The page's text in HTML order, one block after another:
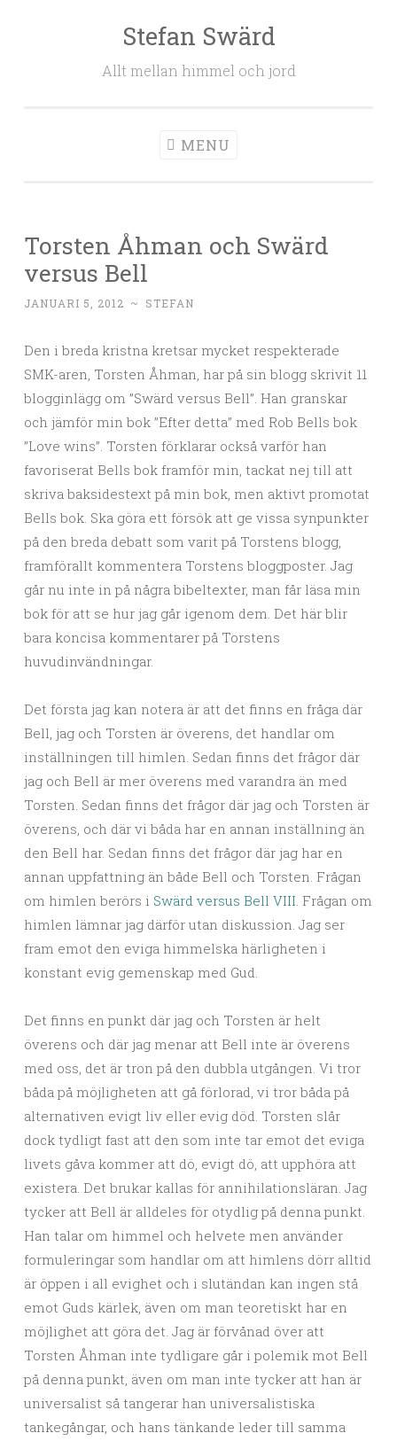
Stefan Swärd
Allt mellan himmel och jord
MENU
Torsten Åhman och Swärd
versus Bell
JANUARI 5, 2012 ~ STEFAN
Den i breda kristna kretsar mycket respekterade
SMK-aren, Torsten Åhman, har på sin blogg skrivit 11
blogginlägg om ”Swärd versus Bell”. Han granskar
och jämför min bok ”Efter detta” med Rob Bells bok
”Love wins”. Torsten förklarar också varför han
favoriserat Bells bok framför min, tackat nej till att
skriva baksidestext på min bok, men aktivt promotat
Bells bok. Ska göra ett försök att ge vissa synpunkter
på den breda debatt som varit på Torstens blogg,
framförallt kommentera Torstens bloggposter. Jag
går nu inte in på några bibeltexter, man får läsa min
bok för att se hur jag går igenom dem. Det här blir
bara koncisa kommentarer på Torstens
huvudinvändningar.
Det första jag kan notera är att det finns en fråga där
Bell, jag och Torsten är överens, det handlar om
inställningen till himlen. Sedan finns det frågor där
jag och Bell är mer överens med varandra än med
Torsten. Sedan finns det frågor där jag och Torsten är
överens, och där vi båda har en annan inställning än
den Bell har. Sedan finns det frågor där jag har en
annan uppfattning än både Bell och Torsten. Frågan
om himlen berörs i Swärd versus Bell VIII. Frågan om
himlen lämnar jag därför utan diskussion. Jag ser
fram emot den eviga himmelska härligheten i
konstant evig gemenskap med Gud.
Det finns en punkt där jag och Torsten är helt
överens och där jag menar att Bell inte är överens
med oss, det är tron på den dubbla utgången. Vi tror
båda på möjligheten att gå förlorad, vi tror båda på
alternativen evigt liv eller evig död. Torsten slår
dock tydligt fast att den som inte tar emot det eviga
livets gåva kommer att dö, evigt dö, att upphöra att
existera. Det brukar kallas för annihilationsläran. Jag
tycker att Bell är alldeles för otydlig på denna punkt.
Han talar om himmel och helvete men använder
formuleringar som handlar om att himlens dörr alltid
är öppen i all evighet och i slutändan kan ingen stå
emot Guds kärlek, även om man teoretiskt har en
möjlighet att göra det. Jag är förvånad över att
Torsten Åhman inte tydligare går i polemik mot Bell
på denna punkt, även om man inte tycker att han är
universalist så tangerar han universalistiska
tankegångar, och hans tänkande leder till samma